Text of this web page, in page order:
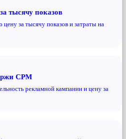
тысячу показов
за тысячу показов и затраты на
CPM
рекламной кампании и цену за